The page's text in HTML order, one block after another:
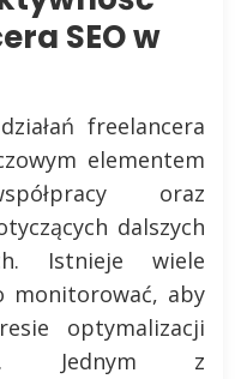
SEO w
freelancera
elementem
oraz
dalszych
Istnieje wiele
monitorować, aby
optymalizacji
Jednym z